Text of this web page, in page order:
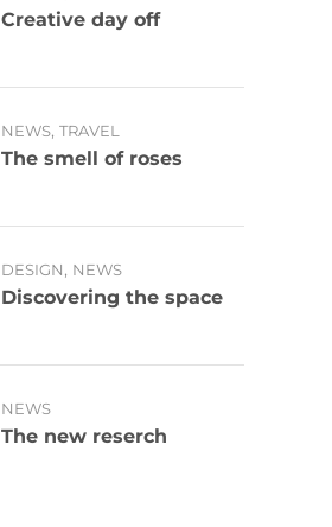
Creative day off
NEWS, TRAVEL
The smell of roses
DESIGN, NEWS
Discovering the space
NEWS
The new reserch